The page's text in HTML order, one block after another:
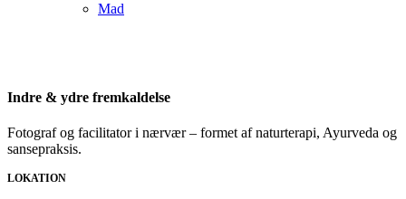
Mad
Indre & ydre fremkaldelse
Fotograf og facilitator i nærvær – formet af naturterapi, Ayurveda og
sansepraksis.
LOKATION